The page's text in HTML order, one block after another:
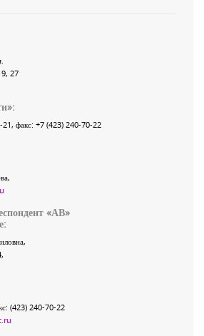
27
»:
21, факс: +7 (423) 240-70-22
«АВ»
(423) 240-70-22